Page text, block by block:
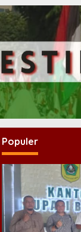
Populer